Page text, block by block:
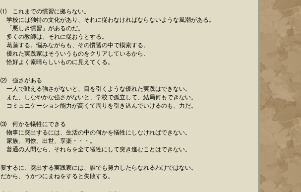
⑴ これまでの慣習に拠らない。
学校には独特の文化があり、それに従わなければならないような風潮がある。
「悪しき慣習」があるのだ。
多くの教師は、それに従おうとする。
葛藤する。悩みながらも、その慣習の中で模索する。
優れた実践家はそういうものをクリアしているから、
恰好よく素晴らしいものに見えてくる。
⑵ 強さがある
一人で戦える強さがないと、目を引くような優れた実践はできない。
また、しなやかな強さがないと、学校で孤立して、結局何もできない。
コミュニケーション能力が高くて周りを引き込んでいけるのも、力だ。
⑶ 何かを犠牲にできる
物事に突出するには、生活の中の何かを犠牲にしなければできない。
家族、同僚、出世、享楽・・・。
普通の人間なら、それらを全て犠牲にして突き進むことはできない。
要するに、突出する実践家には、誰でも努力したらなれるわけではない。
だから、うかつにまねをすると失敗する。